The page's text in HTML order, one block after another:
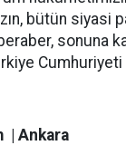
bütün siyasi
sonuna
Cumhuriyeti
| Ankara